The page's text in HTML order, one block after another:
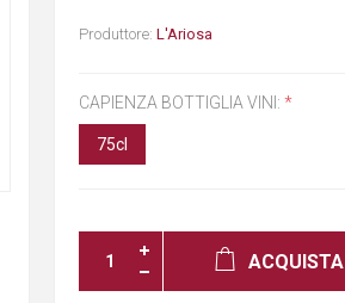
Produttore: L'Ariosa
CAPIENZA BOTTIGLIA VINI: *
75cl
ACQUISTA